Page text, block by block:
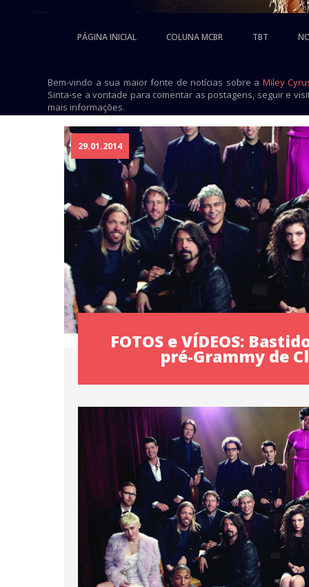
PÁGINA INICIAL COLUNA MCBR TBT
Bem-vindo a sua maior fonte de notícias sobre a Miley
Sinta-se a vontade para comentar as postagens, seguir e
mais informações.
29.01.2014
FOTOS e VÍDEOS:
pré-Grammy de